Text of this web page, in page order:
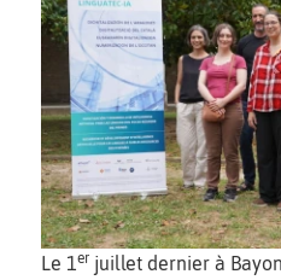
Le 1er juillet dernier à